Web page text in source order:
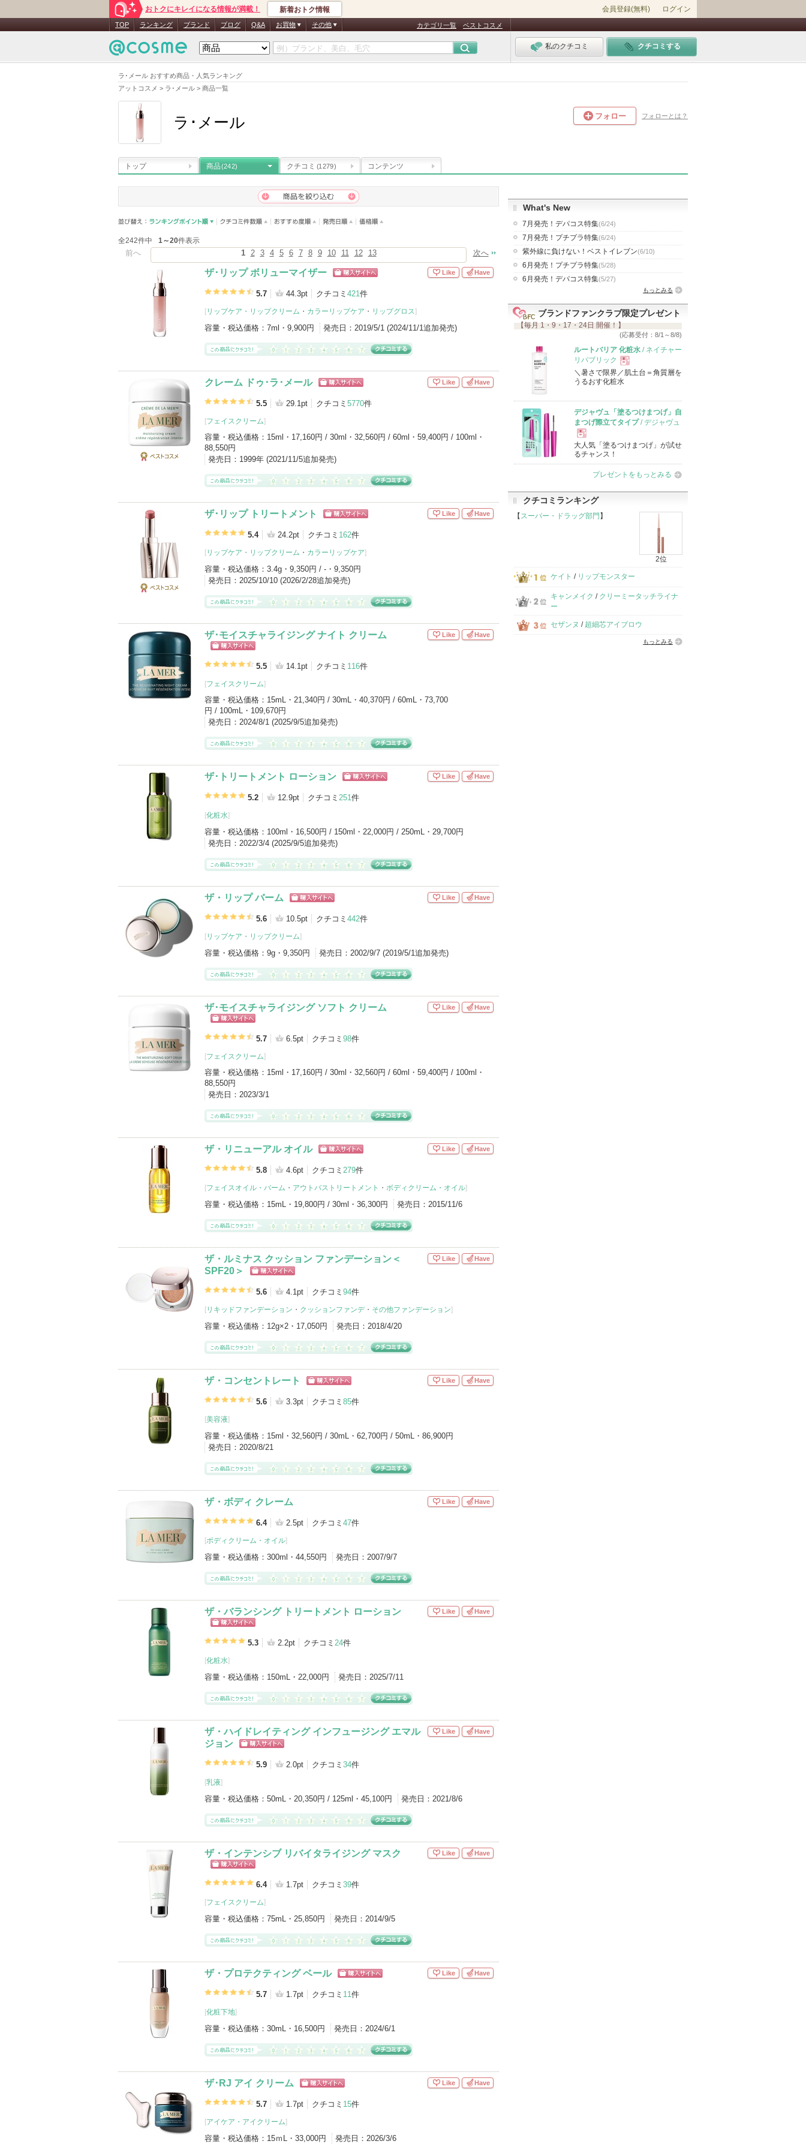
ラ･メール おすすめ商品・人気ランキング
アットコスメ > ラ･メール > 商品一覧
おトクにキレイになる情報が満載！ 新着おトク情報 会員登録(無料) ログイン
TOP ランキング ブランド ブログ Q&A お買物 その他 カテゴリ一覧 ベストコスメ
私のクチコミ クチコミする
ラ･メール フォロー フォローとは？
トップ 商品(242) クチコミ (1279) コンテンツ
全242件中 1～20件表示
前へ 1 2 3 4 5 6 7 8 9 10 11 12 13 次へ
ザ･リップ ボリューマイザー
グサイトへ
5.7 44.3pt クチコミ 421件
[ リップケア・リップクリーム ・ カラーリップケア ・ リップグロス]
容量・税込価格： 7ml・9,900円 発売日： 2019/5/1 (2024/11/1追加発売)
Like Have
クレーム ドゥ･ラ･メール
グサイトへ
5.5 29.1pt クチコミ 5770件
[フェイスクリーム]
容量・税込価格： 15ml・17,160円 / 30ml・32,560円 / 60ml・59,400円 / 100ml・
88,550円
発売日： 1999年 (2021/11/5追加発売)
Like Have
ザ･リップ トリートメント
グサイトへ
5.4 24.2pt クチコミ 162件
[ リップケア・リップクリーム ・ カラーリップケア]
容量・税込価格： 3.4g・9,350円 / -・9,350円
発売日： 2025/10/10 (2026/2/28追加発売)
Like Have
ザ･モイスチャライジング ナイト クリーム
グサイトへ
5.5 14.1pt クチコミ 116件
[フェイスクリーム]
容量・税込価格： 15mL・21,340円 / 30mL・40,370円 / 60mL・73,700
円 / 100mL・109,670円
発売日： 2024/8/1 (2025/9/5追加発売)
Like Have
ザ･トリートメント ローション
グサイトへ
5.2 12.9pt クチコミ 251件
[化粧水]
容量・税込価格： 100ml・16,500円 / 150ml・22,000円 / 250mL・29,700円
発売日： 2022/3/4 (2025/9/5追加発売)
Like Have
ザ・リップ バーム
グサイトへ
5.6 10.5pt クチコミ 442件
[ リップケア・リップクリーム]
容量・税込価格： 9g・9,350円 発売日： 2002/9/7 (2019/5/1追加発売)
Like Have
ザ･モイスチャライジング ソフト クリーム
グサイトへ
5.7 6.5pt クチコミ 98件
[フェイスクリーム]
容量・税込価格： 15ml・17,160円 / 30ml・32,560円 / 60ml・59,400円 / 100ml・
88,550円
発売日： 2023/3/1
Like Have
ザ・リニューアル オイル
グサイトへ
5.8 4.6pt クチコミ 279件
[フェイスオイル・バーム ・ アウトバストリートメント ・ ボディクリーム・オイル]
容量・税込価格： 15mL・19,800円 / 30ml・36,300円 発売日： 2015/11/6
Like Have
ザ・ルミナス クッション ファンデーション＜
SPF20＞
グサイトへ
5.6 4.1pt クチコミ 94件
[ リキッドファンデーション ・ クッションファンデ・ その他ファンデーション]
容量・税込価格： 12g×2・17,050円 発売日： 2018/4/20
Like Have
ザ・コンセントレート
グサイトへ
5.6 3.3pt クチコミ 85件
[美容液]
容量・税込価格： 15ml・32,560円 / 30mL・62,700円 / 50mL・86,900円
発売日： 2020/8/21
Like Have
ザ・ボディ クレーム
6.4 2.5pt クチコミ 47件
[ボディクリーム・オイル]
容量・税込価格： 300ml・44,550円 発売日： 2007/9/7
Like Have
ザ・バランシング トリートメント ローション
グサイトへ5.3 2.2pt クチコミ 24件
[化粧水]
容量・税込価格： 150mL・22,000円 発売日： 2025/7/11
Like Have
ザ・ハイドレイティング インフュージング エマル
ジョン
グサイトへ
5.9 2.0pt クチコミ 34件
[乳液]
容量・税込価格： 50mL・20,350円 / 125ml・45,100円 発売日： 2021/8/6
Like Have
ザ・インテンシブ リバイタライジング マスク
グサイトへ
6.4 1.7pt クチコミ 39件
[フェイスクリーム]
容量・税込価格： 75mL・25,850円 発売日： 2014/9/5
Like Have
ザ・プロテクティング ベール
グサイトへ
5.7 1.7pt クチコミ 11件
[化粧下地]
容量・税込価格： 30mL・16,500円 発売日： 2024/6/1
Like Have
ザ･RJ アイ クリーム
グサイトへ
5.7 1.7pt クチコミ 15件
[アイケア・アイクリーム]
容量・税込価格： 15ｍL・33,000円 発売日： 2026/3/6
Like Have
What's New
7月発売！デパコス特集(6/24)
7月発売！プチプラ特集(6/24)
紫外線に負けない！ベストイレブン(6/10)
6月発売！プチプラ特集(5/28)
6月発売！デパコス特集(5/27)
もっとみる
ブランドファンクラブ限定プレゼント
【毎月 1・9・17・24日 開催！】
(応募受付：8/1～8/8)
ルートバリア 化粧水 / ネイチャー
リパブリック
現
品
＼暑さで限界／肌土台＝角質層を
うるおす化粧水
デジャヴュ「塗るつけまつげ」自
まつげ際立てタイプ/ デジャヴュ
現
大人気「塗るつけまつげ」が試せ
るチャンス！
プレゼントをもっとみる
クチコミランキング
【 スーパー・ドラッグ部門 】
2位
ケイト / リップモンスター
キャンメイク / クリーミータッチライナ
ー
セザンヌ / 超細芯アイブロウ
もっとみる